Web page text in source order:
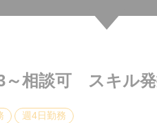
～相談可 スキル
週4日勤務